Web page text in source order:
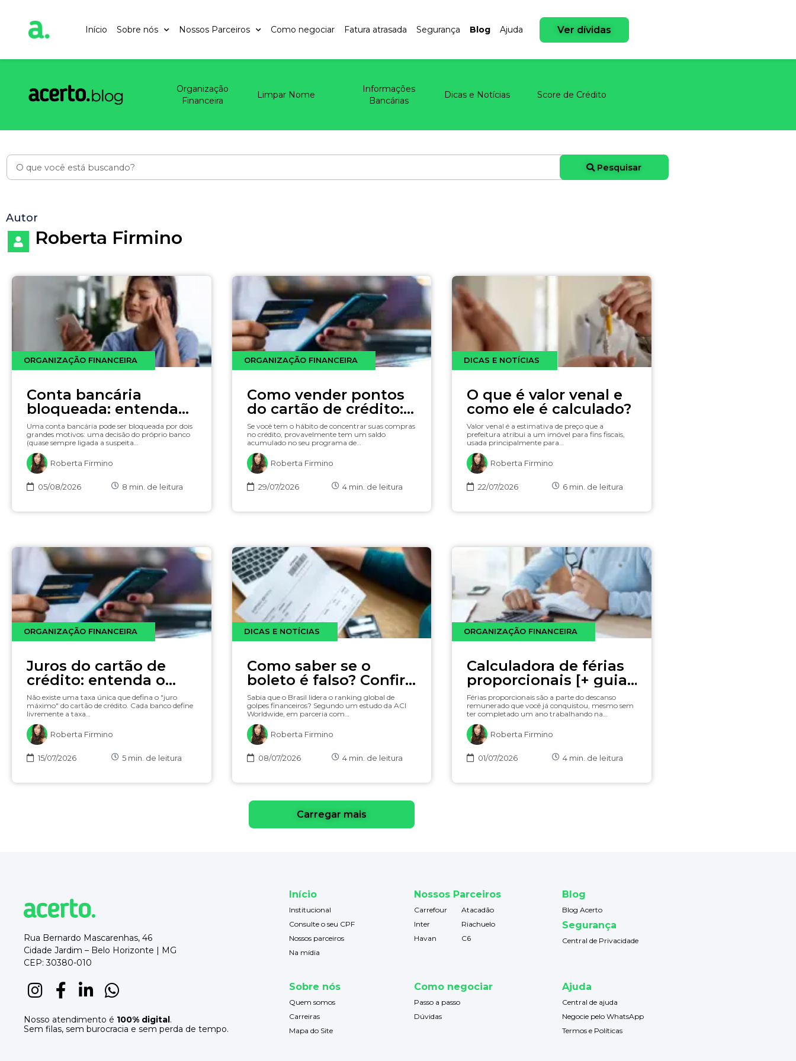
Início Sobre nós Nossos Parceiros Como negociar Fatura atrasada Segurança Blog Ajuda Ver dívidas
Organização
Financeira
Limpar Nome
Informações
Bancárias
Dicas e Notícias Score de Crédito
Pesquisar
Autor
Roberta Firmino
ORGANIZAÇÃO FINANCEIRA
Conta bancária
bloqueada: entenda
os motivos e o que
fazer para
desbloquear
Uma conta bancária pode ser bloqueada por dois
grandes motivos: uma decisão do próprio banco
(quase sempre ligada a suspeita…
Roberta Firmino
05/08/2026 8 min. de leitura
ORGANIZAÇÃO FINANCEIRA
Como vender pontos
do cartão de crédito:
milhas, cashback na
fatura ou dinheiro em
conta?
Se você tem o hábito de concentrar suas compras
no crédito, provavelmente tem um saldo
acumulado no seu programa de…
Roberta Firmino
29/07/2026 4 min. de leitura
DICAS E NOTÍCIAS
O que é valor venal e
como ele é calculado?
Valor venal é a estimativa de preço que a
prefeitura atribui a um imóvel para fins fiscais,
usada principalmente para…
Roberta Firmino
22/07/2026 6 min. de leitura
ORGANIZAÇÃO FINANCEIRA
Juros do cartão de
crédito: entenda o
limite da lei, o cálculo
e as taxas (com
simulador)
Não existe uma taxa única que defina o "juro
máximo" do cartão de crédito. Cada banco define
livremente a taxa…
Roberta Firmino
15/07/2026 5 min. de leitura
DICAS E NOTÍCIAS
Como saber se o
boleto é falso? Confira
5 formas seguras e
rápidas
Sabia que o Brasil lidera o ranking global de
golpes financeiros? Segundo um estudo da ACI
Worldwide, em parceria com…
Roberta Firmino
08/07/2026 4 min. de leitura
ORGANIZAÇÃO FINANCEIRA
Calculadora de férias
proporcionais [+ guia
sobre como calcular]
Férias proporcionais são a parte do descanso
remunerado que você já conquistou, mesmo sem
ter completado um ano trabalhando na…
Roberta Firmino
01/07/2026 4 min. de leitura
Carregar mais
Rua Bernardo Mascarenhas, 46
Cidade Jardim – Belo Horizonte | MG
CEP: 30380-010
Nosso atendimento é 100% digital.
Sem filas, sem burocracia e sem perda de tempo.
Início
Institucional
Consulte o seu CPF
Nossos parceiros
Na mídia
Sobre nós
Quem somos
Carreiras
Mapa do Site
Nossos Parceiros
Carrefour
Atacadão
Inter
Riachuelo
Havan
C6
Como negociar
Passo a passo
Dúvidas
Blog
Blog Acerto
Segurança
Central de Privacidade
Ajuda
Central de ajuda
Negocie pelo WhatsApp
Termos e Políticas